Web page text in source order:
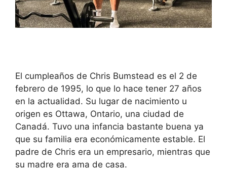
El cumpleaños de Chris Bumstead es el 2 de
febrero de 1995, lo que lo hace tener 27 años
en la actualidad. Su lugar de nacimiento u
origen es Ottawa, Ontario, una ciudad de
Canadá. Tuvo una infancia bastante buena ya
que su familia era económicamente estable. El
padre de Chris era un empresario, mientras que
su madre era ama de casa.